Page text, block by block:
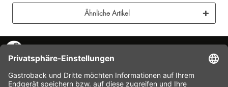
Ähnliche Artikel
SERVICE HOTLINE